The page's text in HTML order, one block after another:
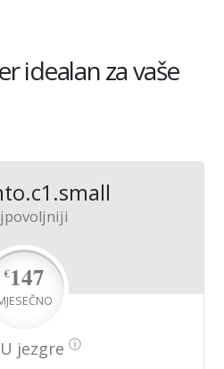
idealan za vaše
€147
jezgre ⓘ